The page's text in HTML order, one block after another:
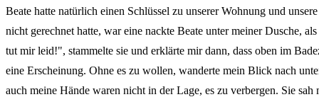
Beate hatte natürlich einen Schlüssel zu unserer Wohnung und
nicht gerechnet hatte, war eine nackte Beate unter meiner Dusche,
tut mir leid!", stammelte sie und erklärte mir dann, dass oben im
eine Erscheinung. Ohne es zu wollen, wanderte mein Blick nach
auch meine Hände waren nicht in der Lage, es zu verbergen. Sie